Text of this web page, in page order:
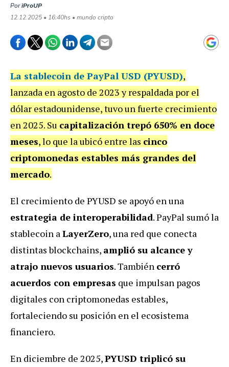
PoriProUP
12.12.2025 • 16:40hs • mundo cripto
La stablecoin de PayPal USD (PYUSD),
lanzada en agosto de 2023 y respaldada por el
dólar estadounidense, tuvo un fuerte crecimiento
en 2025. Su capitalización trepó 650% en doce
meses, lo que la ubicó entre las cinco
criptomonedas estables más grandes del
mercado.
El crecimiento de PYUSD se apoyó en una
estrategia de interoperabilidad. PayPal sumó la
stablecoin aLayerZero, una red que conecta
distintas blockchains, amplió su alcance y
atrajo nuevos usuarios. También cerró
acuerdos con empresas que impulsan pagos
digitales con criptomonedas estables,
fortaleciendo su posición en el ecosistema
financiero.
En diciembre de 2025,PYUSD triplicó su